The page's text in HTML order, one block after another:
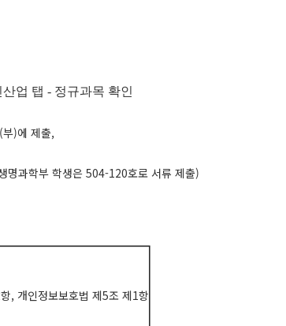
업 탭 - 정규과목 확인
)에 제출,
부 학생은 504-120호로 서류 제출)
, 개인정보보호법 제5조 제1항